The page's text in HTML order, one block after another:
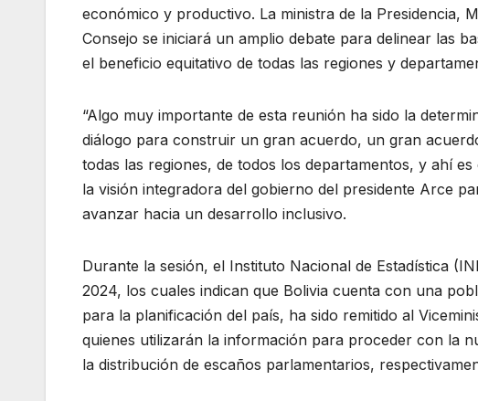
económico y productivo. La ministra de la Presidencia,
Consejo se iniciará un amplio debate para delinear las
el beneficio equitativo de todas las regiones y
“Algo muy importante de esta reunión ha sido la
diálogo para construir un gran acuerdo, un gran
todas las regiones, de todos los departamentos, y ahí
la visión integradora del gobierno del presidente Arce
avanzar hacia un desarrollo inclusivo.
Durante la sesión, el Instituto Nacional de Estadística
2024, los cuales indican que Bolivia cuenta con una
para la planificación del país, ha sido remitido al
quienes utilizarán la información para proceder con la
la distribución de escaños parlamentarios,